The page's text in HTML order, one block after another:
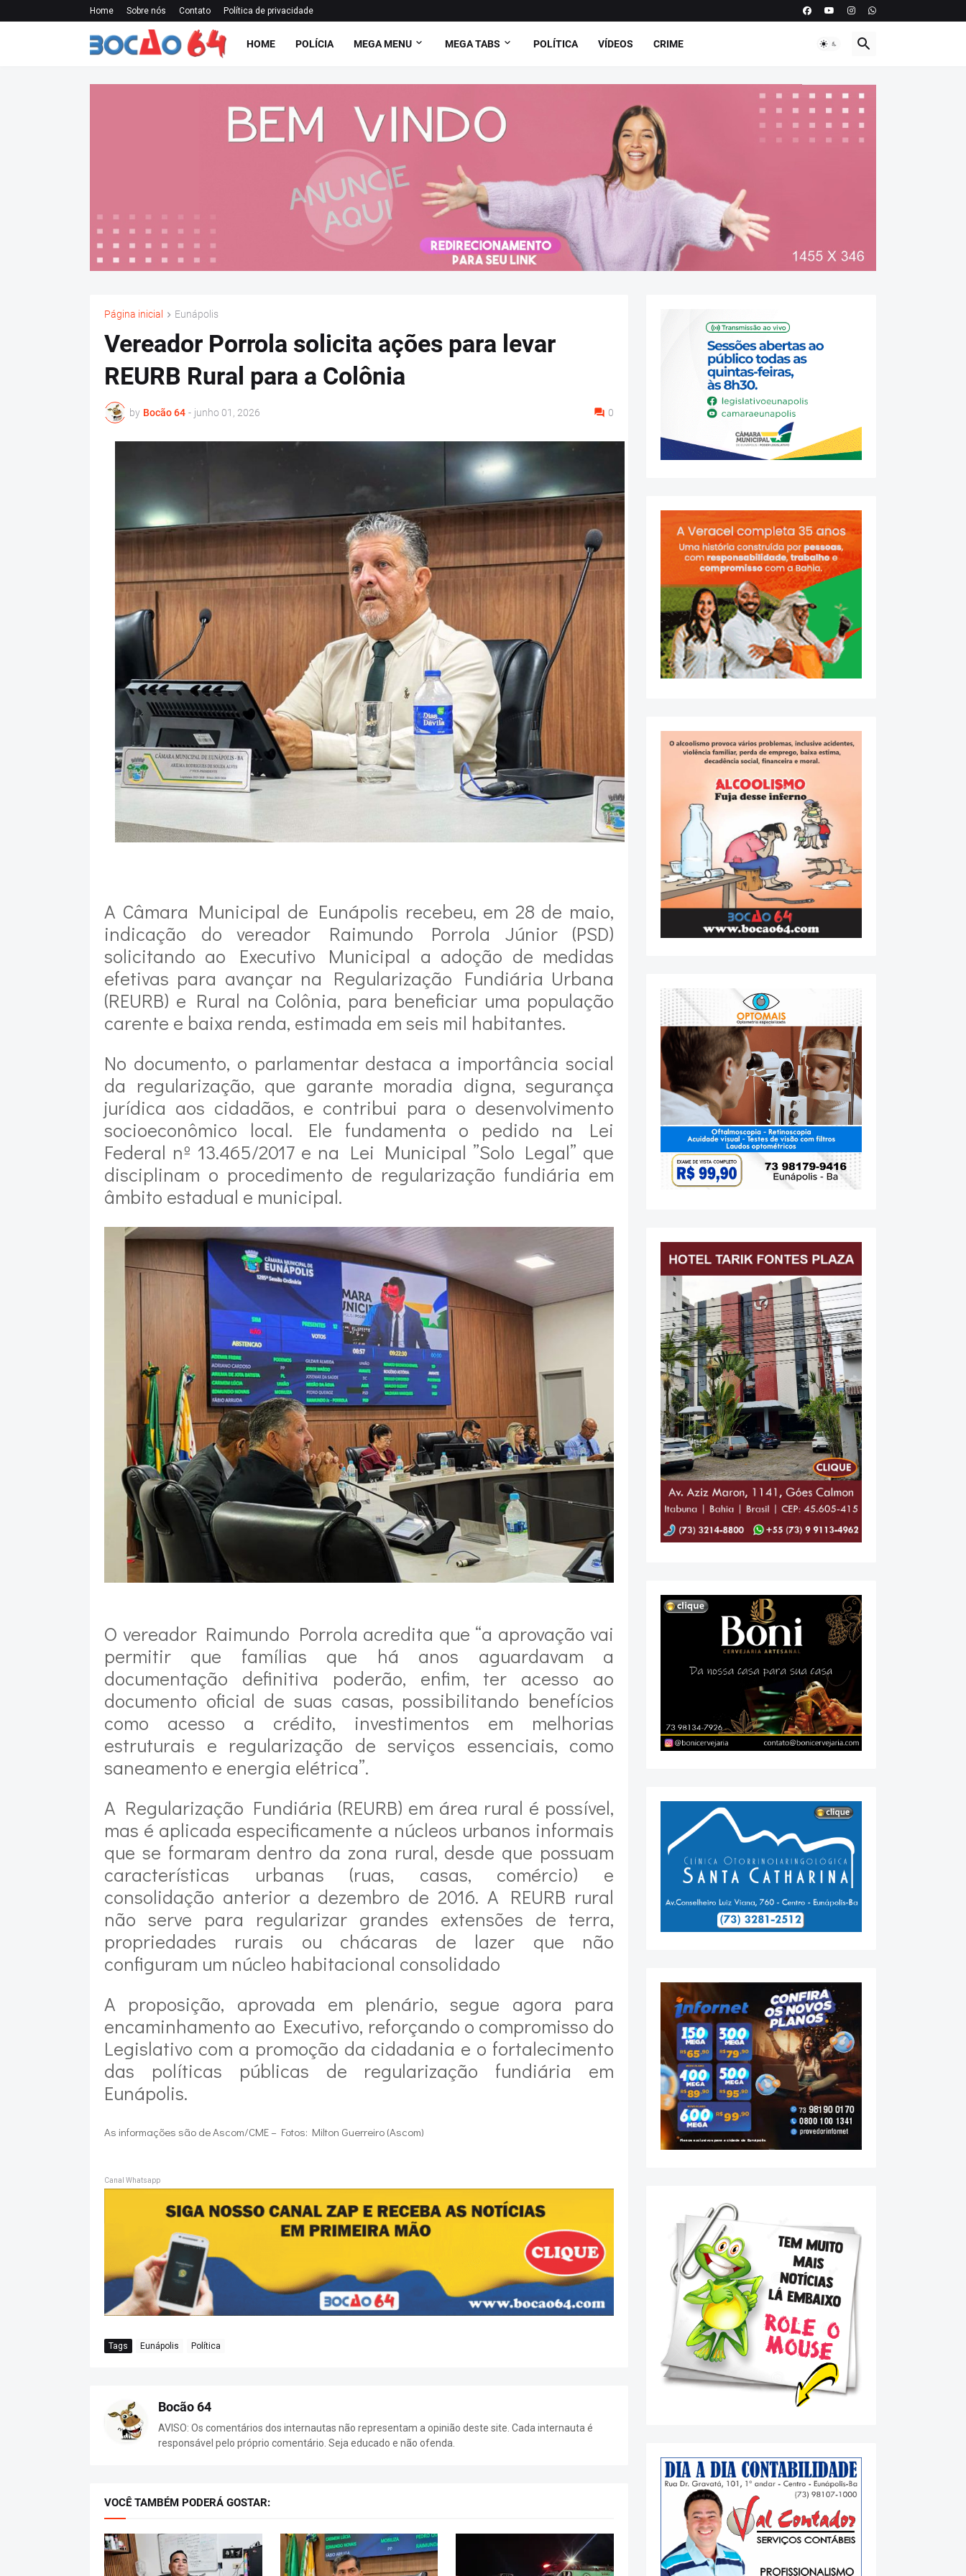
Home Sobre nós Contato Política de privacidade
HOME POLÍCIA MEGA MENU MEGA TABS POLÍTICA VÍDEOS CRIME
Página inicial Eunápolis
Vereador Porrola solicita ações para levar
REURB Rural para a Colônia
by Bocão 64 - junho 01, 2026 0
A Câmara Municipal de Eunápolis recebeu, em 28 de maio,
indicação do vereador Raimundo Porrola Júnior (PSD)
solicitando ao Executivo Municipal a adoção de medidas
efetivas para avançar na Regularização Fundiária Urbana
(REURB) e Rural na Colônia, para beneficiar uma população
carente e baixa renda, estimada em seis mil habitantes.
No documento, o parlamentar destaca a importância social
da regularização, que garante moradia digna, segurança
jurídica aos cidadãos, e contribui para o desenvolvimento
socioeconômico local. Ele fundamenta o pedido na Lei
Federal nº 13.465/2017 e na Lei Municipal ”Solo Legal” que
disciplinam o procedimento de regularização fundiária em
âmbito estadual e municipal.
O vereador Raimundo Porrola acredita que “a aprovação vai
permitir que famílias que há anos aguardavam a
documentação definitiva poderão, enfim, ter acesso ao
documento oficial de suas casas, possibilitando benefícios
como acesso a crédito, investimentos em melhorias
estruturais e regularização de serviços essenciais, como
saneamento e energia elétrica”.
A Regularização Fundiária (REURB) em área rural é possível,
mas é aplicada especificamente a núcleos urbanos informais
que se formaram dentro da zona rural, desde que possuam
características urbanas (ruas, casas, comércio) e
consolidação anterior a dezembro de 2016. A REURB rural
não serve para regularizar grandes extensões de terra,
propriedades rurais ou chácaras de lazer que não
configuram um núcleo habitacional consolidado
A proposição, aprovada em plenário, segue agora para
encaminhamento ao Executivo, reforçando o compromisso do
Legislativo com a promoção da cidadania e o fortalecimento
das políticas públicas de regularização fundiária em
Eunápolis.
As informações são de Ascom/CME – Fotos: Milton Guerreiro (Ascom)
Canal Whatsapp
Tags Eunápolis Política
Bocão 64
AVISO: Os comentários dos internautas não representam a opinião deste site. Cada internauta é
responsável pelo próprio comentário. Seja educado e não ofenda.
VOCÊ TAMBÉM PODERÁ GOSTAR: